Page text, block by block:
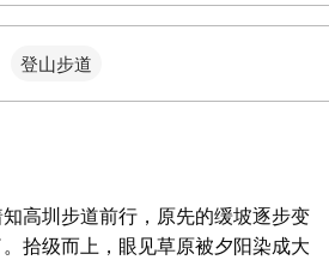
登山步道
高圳步道前行，原先的缓坡逐步变
拾级而上，眼见草原被夕阳染成大